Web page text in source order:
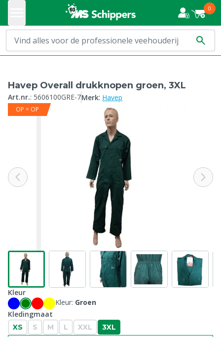
0
Havep Overall drukknopen groen, 3XL
Art.nr.: 5606100GRE-7Merk: Havep
OP = OP
Kleur
Kleur: Groen
Kledingmaat
XS S M L XXL 3XL